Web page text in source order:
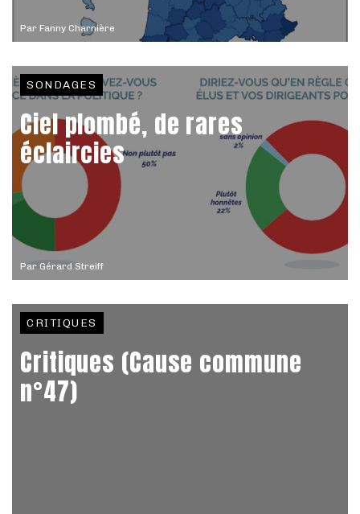
Par Fanny Charnière
Par Gérard Streiff
SONDAGES
Ciel plombé, de rares
éclaircies
CRITIQUES
Critiques (Cause commune
n°47)